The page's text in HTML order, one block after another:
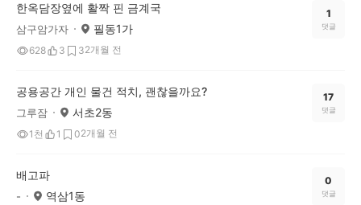
한옥담장옆에 활짝 핀 금계국
삼구암가자 필동1가
628 3 32개월 전
1
댓글
공용공간 개인 물건 적치, 괜찮을까요?
그루잠 서초2동
1천 1 02개월 전
17
댓글
배고파
- 역삼1동
0
댓글